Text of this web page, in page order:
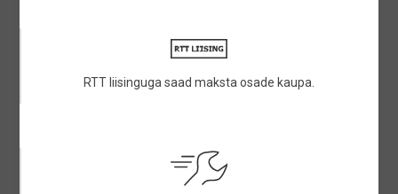
RTT liisinguga saad maksta osade kaupa.